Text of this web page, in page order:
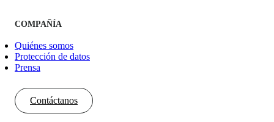
COMPAÑÍA
Quiénes somos
Protección de datos
Prensa
Contáctanos